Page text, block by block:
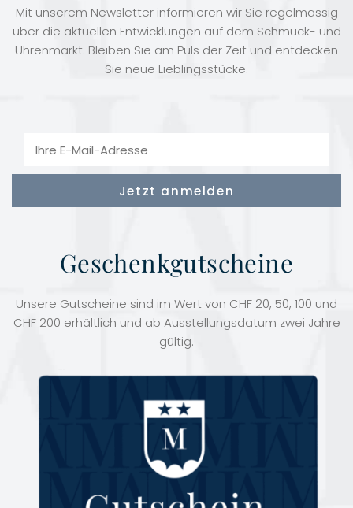
Mit unserem Newsletter informieren wir Sie regelmässig
über die aktuellen Entwicklungen auf dem Schmuck- und
Uhrenmarkt. Bleiben Sie am Puls der Zeit und entdecken
Sie neue Lieblingsstücke.
Geschenkgutscheine
Unsere Gutscheine sind im Wert von CHF 20, 50, 100 und
CHF 200 erhältlich und ab Ausstellungsdatum zwei Jahre
gültig.